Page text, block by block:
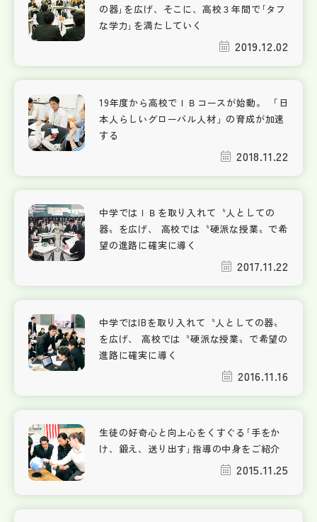
の器｣を広げ、そこに、高校３年間で｢タフ
な学力｣を満たしていく
2019.12.02
19年度から高校でＩＢコースが始動。 「日
本人らしいグローバル人材」の育成が加速
する
2018.11.22
中学ではＩＢを取り入れて〝人としての
器〟を広げ、 高校では〝硬派な授業〟で希
望の進路に確実に導く
2017.11.22
中学ではIBを取り入れて〝人としての器〟
を広げ、 高校では〝硬派な授業〟で希望の
進路に確実に導く
2016.11.16
生徒の好奇心と向上心をくすぐる｢手をか
け、鍛え、送り出す｣指導の中身をご紹介
2015.11.25